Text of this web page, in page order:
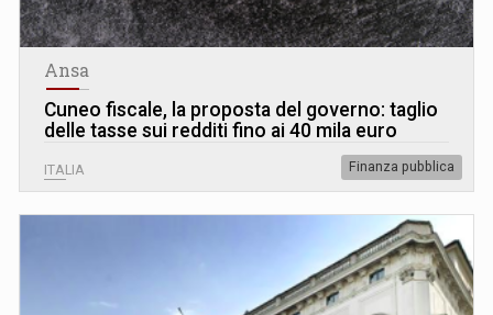
Ansa
Cuneo fiscale, la proposta del governo: taglio
delle tasse sui redditi fino ai 40 mila euro
ITALIA Finanza pubblica